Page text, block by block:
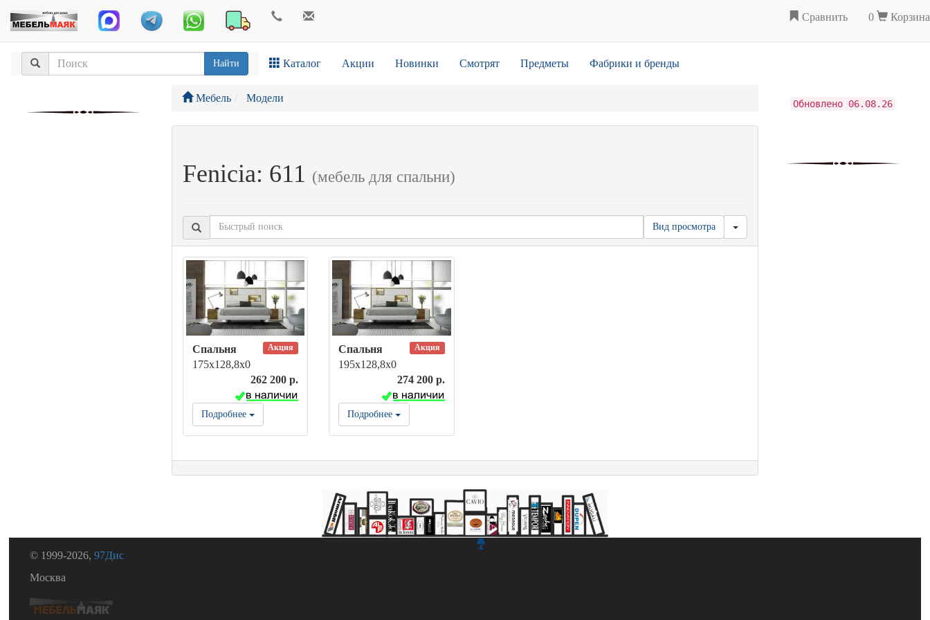
Сравнить 0 Корзина
Найти Каталог Акции Новинки Смотрят Предметы Фабрики и бренды
Мебель Модели
Fenicia: 611 (мебель для спальни)
Вид просмотра
Акция
Спальня
175х128,8х0
262 200 р.
Подробнее
Акция
Спальня
195х128,8х0
274 200 р.
Подробнее
Обновлено 06.08.26
© 1999-2026,97Дис
Москва